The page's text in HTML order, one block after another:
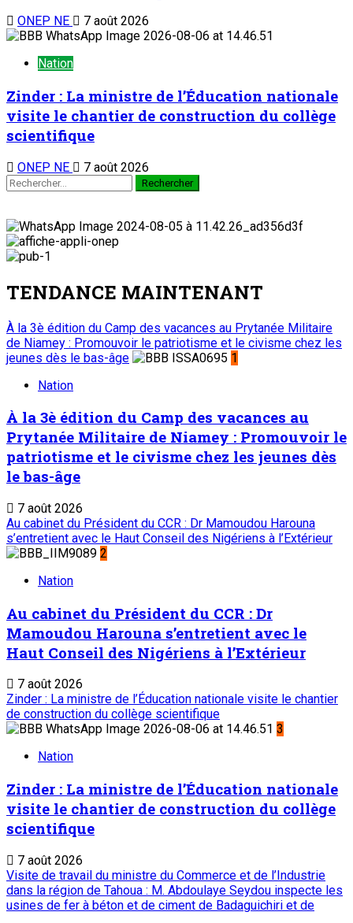
ONEP NE 7 août 2026
Nation
Zinder : La ministre de l’Éducation nationale
visite le chantier de construction du collège
scientifique
ONEP NE 7 août 2026
TENDANCE MAINTENANT
À la 3è édition du Camp des vacances au Prytanée Militaire
de Niamey : Promouvoir le patriotisme et le civisme chez les
jeunes dès le bas-âge
1
Nation
À la 3è édition du Camp des vacances au
Prytanée Militaire de Niamey : Promouvoir le
patriotisme et le civisme chez les jeunes dès
le bas-âge
7 août 2026
Au cabinet du Président du CCR : Dr Mamoudou Harouna
s’entretient avec le Haut Conseil des Nigériens à l’Extérieur
2
Nation
Au cabinet du Président du CCR : Dr
Mamoudou Harouna s’entretient avec le
Haut Conseil des Nigériens à l’Extérieur
7 août 2026
Zinder : La ministre de l’Éducation nationale visite le chantier
de construction du collège scientifique
3
Nation
Zinder : La ministre de l’Éducation nationale
visite le chantier de construction du collège
scientifique
7 août 2026
Visite de travail du ministre du Commerce et de l’Industrie
dans la région de Tahoua : M. Abdoulaye Seydou inspecte les
usines de fer à béton et de ciment de Badaguichiri et de